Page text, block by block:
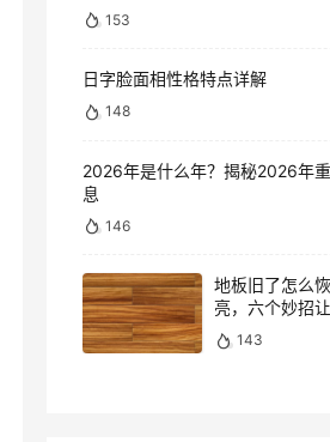
153
日字脸面相性格特点详解
148
2026年是什么年？揭秘2026年
息
146
地板旧了怎么
亮，六个妙招
板焕然一新
143